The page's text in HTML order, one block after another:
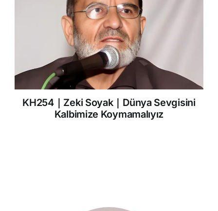
KH254｜Zeki Soyak｜Dünya Sevgisini
Kalbimize Koymamalıyız